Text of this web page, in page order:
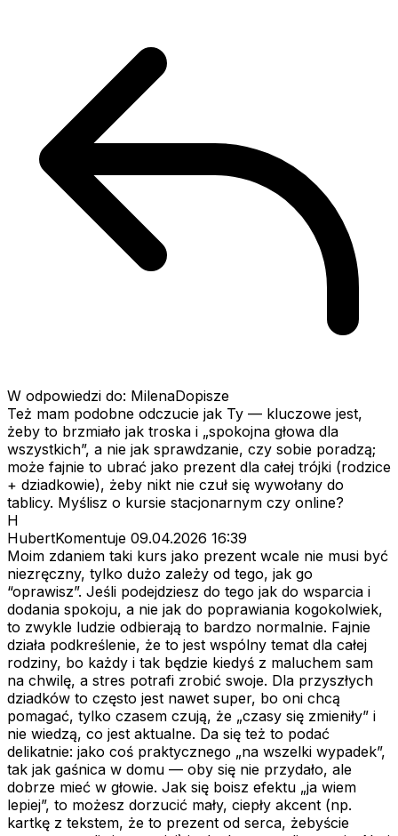
W odpowiedzi do: MilenaDopisze
Też mam podobne odczucie jak Ty — kluczowe jest,
żeby to brzmiało jak troska i „spokojna głowa dla
wszystkich”, a nie jak sprawdzanie, czy sobie poradzą;
może fajnie to ubrać jako prezent dla całej trójki (rodzice
+ dziadkowie), żeby nikt nie czuł się wywołany do
tablicy. Myślisz o kursie stacjonarnym czy online?
H
HubertKomentuje 09.04.2026 16:39
Moim zdaniem taki kurs jako prezent wcale nie musi być
niezręczny, tylko dużo zależy od tego, jak go
“oprawisz”. Jeśli podejdziesz do tego jak do wsparcia i
dodania spokoju, a nie jak do poprawiania kogokolwiek,
to zwykle ludzie odbierają to bardzo normalnie. Fajnie
działa podkreślenie, że to jest wspólny temat dla całej
rodziny, bo każdy i tak będzie kiedyś z maluchem sam
na chwilę, a stres potrafi zrobić swoje. Dla przyszłych
dziadków to często jest nawet super, bo oni chcą
pomagać, tylko czasem czują, że „czasy się zmieniły” i
nie wiedzą, co jest aktualne. Da się też to podać
delikatnie: jako coś praktycznego „na wszelki wypadek”,
tak jak gaśnica w domu — oby się nie przydało, ale
dobrze mieć w głowie. Jak się boisz efektu „ja wiem
lepiej”, to możesz dorzucić mały, ciepły akcent (np.
kartkę z tekstem, że to prezent od serca, żebyście